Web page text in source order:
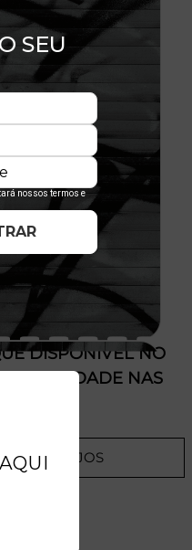
comodidade e
5% Elastano -
Elastano - Contra-
DÍSPONÍVEL NO
NAS
DE DESEJOS